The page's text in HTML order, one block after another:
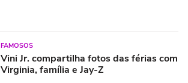
FAMOSOS
Vini Jr. compartilha fotos das férias com
Virginia, família e Jay-Z